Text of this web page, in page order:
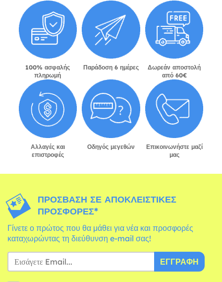
100% ασφαλής
πληρωμή
Παράδοση 6 ημέρες
Δωρεάν αποστολή
από 60€
Αλλαγές και
επιστροφές
Οδηγός μεγεθών
Επικοινωνήστε μαζί
μας
ΠΡΌΣΒΑΣΗ ΣΕ ΑΠΟΚΛΕΙΣΤΙΚΈΣ
ΠΡΟΣΦΟΡΈΣ*
Γίνετε ο πρώτος που θα μάθει για νέα και προσφορές
καταχωρώντας τη διεύθυνση e-mail σας!
ΕΓΓΡΑΦΉ